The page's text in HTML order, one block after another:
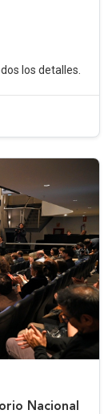
los detalles.
Nacional